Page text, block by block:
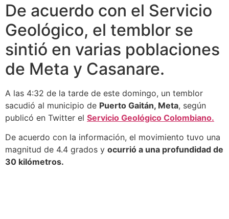
De acuerdo con el Servicio
Geológico, el temblor se
sintió en varias poblaciones
de Meta y Casanare.
A las 4:32 de la tarde de este domingo, un temblor
sacudió al municipio de Puerto Gaitán, Meta, según
publicó en Twitter el Servicio Geológico Colombiano.
De acuerdo con la información, el movimiento tuvo una
magnitud de 4.4 grados y ocurrió a una profundidad de
30 kilómetros.